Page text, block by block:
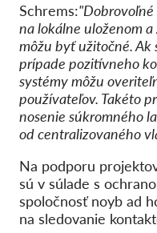
Schrems:
na lokálne uloženom
môžu byť užitočné.
prípade pozitívneho
systémy môžu
používateľov. Takéto
nosenie súkromného
od centralizovaného
Na podporu
sú v súlade s
spoločnosť noyb ad
na sledovanie